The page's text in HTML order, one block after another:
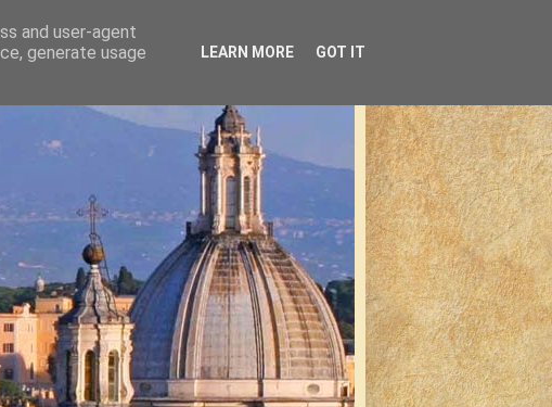
and user-agent
generate usage
LEARN MORE GOT IT